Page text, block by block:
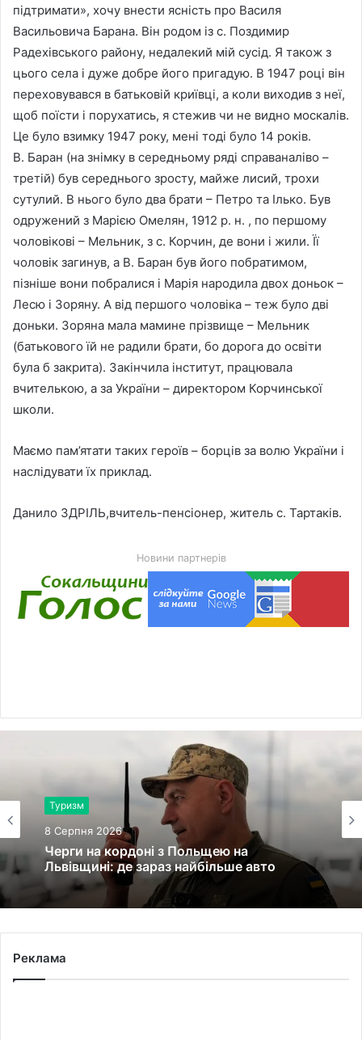
підтримати», хочу внести ясність про Василя
Васильовича Барана. Він родом із с. Поздимир
Радехівського району, недалекий мій сусід. Я також з
цього села і дуже добре його пригадую. В 1947 році він
переховувався в батьковій криївці, а коли виходив з неї,
щоб поїсти і порухатись, я стежив чи не видно москалів.
Це було взимку 1947 року, мені тоді було 14 років.
В. Баран (на знімку в середньому ряді справаналіво –
третій) був середнього зросту, майже лисий, трохи
сутулий. В нього було два брати – Петро та Ілько. Був
одружений з Марією Омелян, 1912 р. н. , по першому
чоловікові – Мельник, з с. Корчин, де вони і жили. Її
чоловік загинув, а В. Баран був його побратимом,
пізніше вони побралися і Марія народила двох доньок –
Лесю і Зоряну. А від першого чоловіка – теж було дві
доньки. Зоряна мала мамине прізвище – Мельник
(батькового їй не радили брати, бо дорога до освіти
була б закрита). Закінчила інститут, працювала
вчителькою, а за України – директором Корчинської
школи.
Маємо пам’ятати таких героїв – борців за волю України і
наслідувати їх приклад.
Данило ЗДРІЛЬ,вчитель-пенсіонер, житель с. Тартаків.
Новини партнерів
Туризм
8 Серпня 2026
Черги на кордоні з Польщею на
Львівщині: де зараз найбільше авто
Реклама